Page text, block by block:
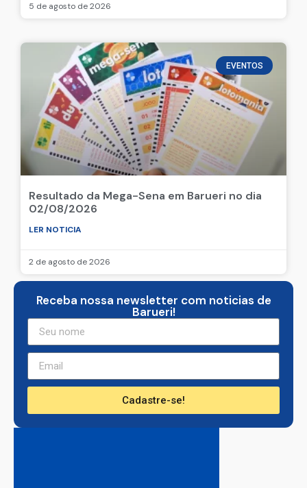
5 de agosto de 2026
EVENTOS
Resultado da Mega-Sena em Barueri no dia
02/08/2026
LER NOTICIA
2 de agosto de 2026
Receba nossa newsletter com noticias de
Barueri!
Cadastre-se!